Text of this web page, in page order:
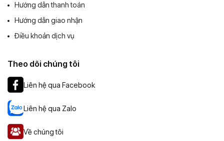
Hướng dẫn thanh toán
Hướng dẫn giao nhận
Điều khoản dịch vụ
Theo dõi chúng tôi
Liên hệ qua Facebook
Liên hệ qua Zalo
Về chúng tôi